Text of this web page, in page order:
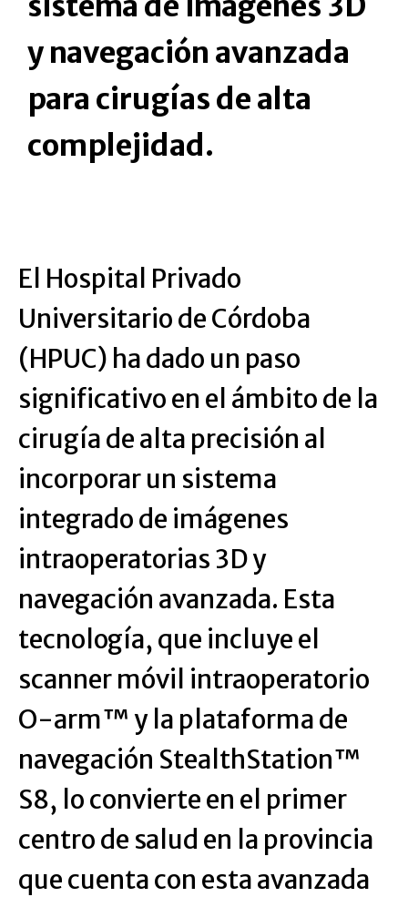
y navegación avanzada
para cirugías de alta
complejidad.
El Hospital Privado
Universitario de Córdoba
(HPUC) ha dado un paso
significativo en el ámbito de la
cirugía de alta precisión al
incorporar un sistema
integrado de imágenes
intraoperatorias 3D y
navegación avanzada. Esta
tecnología, que incluye el
scanner móvil intraoperatorio
O-arm™ y la plataforma de
navegación StealthStation™
S8, lo convierte en el primer
centro de salud en la provincia
que cuenta con esta avanzada